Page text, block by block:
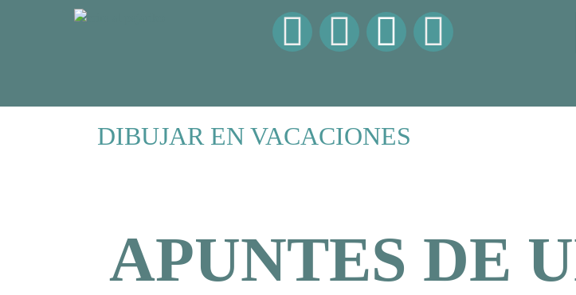
DIBUJAR EN VACACIONES
APUNTES DE